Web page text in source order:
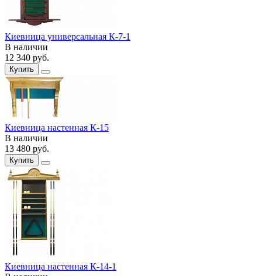
Киевница универсальная К-7-1
В наличии
12 340 руб.
Купить
Киевница настенная К-15
В наличии
13 480 руб.
Купить
Киевница настенная К-14-1